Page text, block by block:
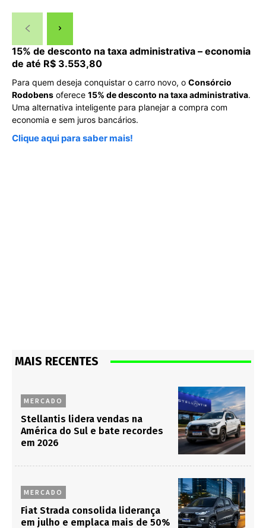
15% de desconto na taxa administrativa – economia
de até R$ 3.553,80
Para quem deseja conquistar o carro novo, o Consórcio
Rodobens oferece 15% de desconto na taxa administrativa.
Uma alternativa inteligente para planejar a compra com
economia e sem juros bancários.
Clique aqui para saber mais!
MAIS RECENTES
MERCADO
Stellantis lidera vendas na
América do Sul e bate recordes
em 2026
MERCADO
Fiat Strada consolida liderança
em julho e emplaca mais de 50%